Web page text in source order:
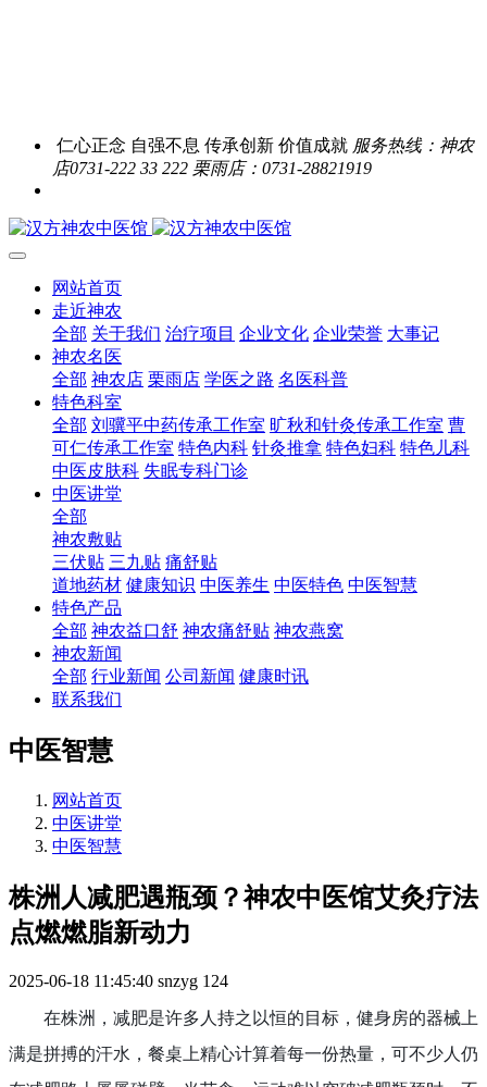
仁心正念 自强不息 传承创新 价值成就 服务热线：神农
店0731-222 33 222 栗雨店：0731-28821919
网站首页
走近神农
全部 关于我们 治疗项目 企业文化 企业荣誉 大事记
神农名医
全部 神农店 栗雨店 学医之路 名医科普
特色科室
全部 刘骥平中药传承工作室 旷秋和针灸传承工作室 曹
可仁传承工作室 特色内科 针灸推拿 特色妇科 特色儿科
中医皮肤科 失眠专科门诊
中医讲堂
全部
神农敷贴
三伏贴 三九贴 痛舒贴
道地药材 健康知识 中医养生 中医特色 中医智慧
特色产品
全部 神农益口舒 神农痛舒贴 神农燕窝
神农新闻
全部 行业新闻 公司新闻 健康时讯
联系我们
中医智慧
网站首页
中医讲堂
中医智慧
株洲人减肥遇瓶颈？神农中医馆艾灸疗法
点燃燃脂新动力
2025-06-18 11:45:40 snzyg 124
在株洲，减肥是许多人持之以恒的目标，健身房的器械上
满是拼搏的汗水，餐桌上精心计算着每一份热量，可不少人仍